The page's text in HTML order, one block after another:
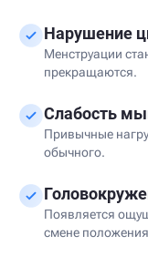
Нарушение
Менструации
прекращаются.
Слабость
Привычные
обычного.
Появляется
смене